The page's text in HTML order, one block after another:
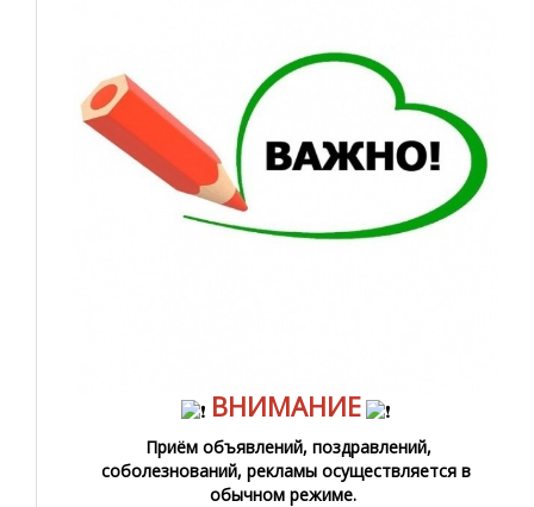
ВНИМАНИЕ
Приём объявлений, поздравлений,
соболезнований, рекламы осуществляется в
обычном режиме.